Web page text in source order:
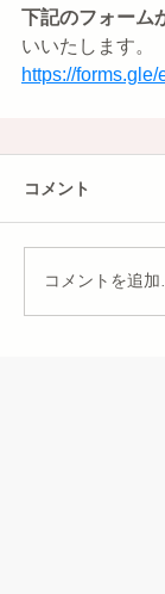
下記のフォーム
いいたします。
https://
コメント
コメントを追